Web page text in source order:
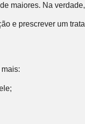
maiores. Na
e prescrever um